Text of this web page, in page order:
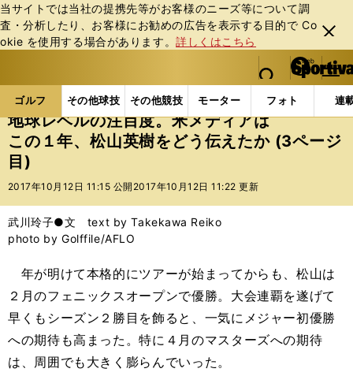
当サイトでは当社の提携先等がお客様のニーズ等について調
査・分析したり、お客様にお勧めの広告を表⽰する⽬的で Co
okie を使⽤する場合があります。詳しくはこちら
閉じ
る
web Sportiva (webスポルティーバ)
検索
マイペ
ー
ジ
メニュ
ゴルフ その他球技 その他競技 モーター フォト 連
ス
ポ
ル
テ
ー
バ
ゴルフの記事一覧 ゴルフ 男子ゴルフ 地球レベ
地球レベルの注目度。米メディアは
この１年、松山英樹をどう伝えたか (3ページ
目)
2017年10月12日 11:15 公開 2017年10月12日 11:22 更新
武川玲子●文 text by Takekawa Reiko
photo by Golffile/AFLO
年が明けて本格的にツアーが始まってからも、松山は
２月のフェニックスオープンで優勝。大会連覇を遂げて
早くもシーズン２勝目を飾ると、一気にメジャー初優勝
への期待も高まった。特に４月のマスターズへの期待
は、周囲でも大きく膨らんでいった。